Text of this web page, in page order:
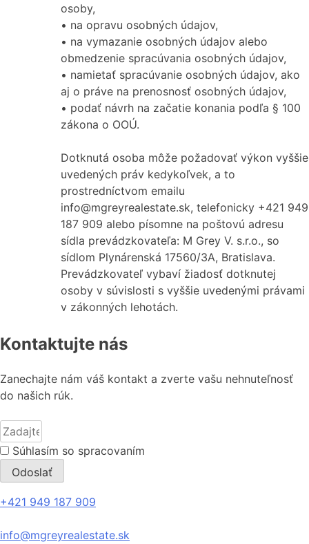
osoby,
• na opravu osobných údajov,
• na vymazanie osobných údajov alebo
obmedzenie spracúvania osobných údajov,
• namietať spracúvanie osobných údajov, ako
aj o práve na prenosnosť osobných údajov,
• podať návrh na začatie konania podľa § 100
zákona o OOÚ.
Dotknutá osoba môže požadovať výkon vyššie
uvedených práv kedykoľvek, a to
prostredníctvom emailu
info@mgreyrealestate.sk, telefonicky +421 949
187 909 alebo písomne na poštovú adresu
sídla prevádzkovateľa: M Grey V. s.r.o., so
sídlom Plynárenská 17560/3A, Bratislava.
Prevádzkovateľ vybaví žiadosť dotknutej
osoby v súvislosti s vyššie uvedenými právami
v zákonných lehotách.
Kontaktujte nás
Zanechajte nám váš kontakt a zverte vašu nehnuteľnosť
do našich rúk.
Súhlasím so spracovaním
Odoslať
+421 949 187 909
info@mgreyrealestate.sk